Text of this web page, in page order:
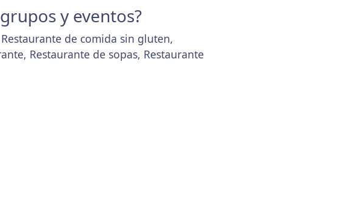
y eventos?
de comida sin gluten,
Restaurante de sopas, Restaurante